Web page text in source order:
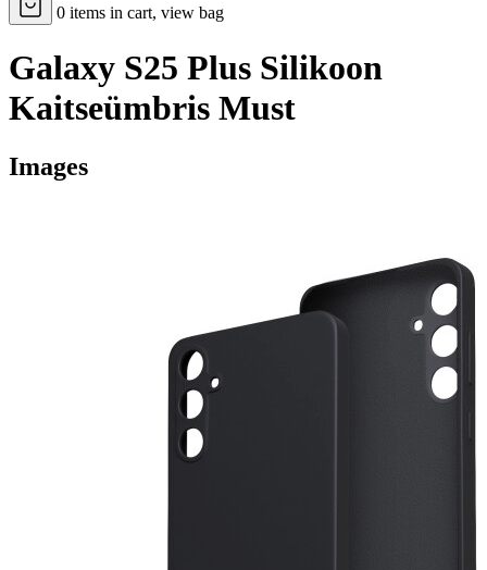
0 items in cart, view bag
Galaxy S25 Plus Silikoon
Kaitseümbris Must
Images